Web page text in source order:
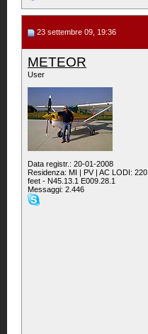
23 settembre 09, 19:36
METEOR
User
Data registr.: 20-01-2008
Residenza: MI | PV | AC LODI: 220
feet - N45.13.1 E009.28.1
Messaggi: 2.446